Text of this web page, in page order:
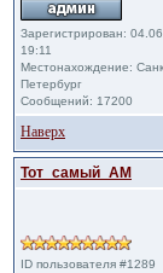
Зарегистрирован:
19:11
Местонахождение:
Петербург
Сообщений: 17200
Наверх
Тот_самый_АМ
ID пользователя #1289